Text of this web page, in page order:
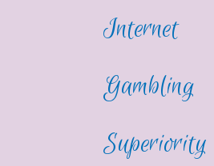
Internet
Gambling
Superiority